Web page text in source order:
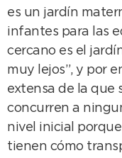
es un jardín
infantes para las
cercano es el
muy lejos”, y por
extensa de la que
concurren a
nivel inicial
tienen cómo